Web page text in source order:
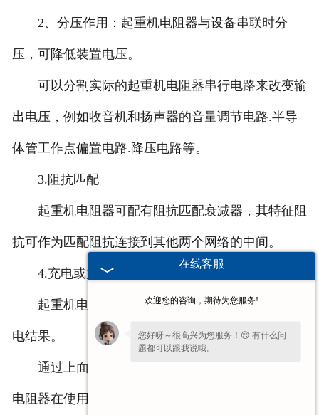
2、分压作用：起重机电阻器与设备串联时分
压，可降低装置电压。
可以分割实际的起重机电阻器串行电路来改变输
出电压，例如收音机和扬声器的音量调节电路.半导
体管工作点偏置电路.降压电路等。
3.阻抗匹配
起重机电阻器可配有阻抗匹配衰减器，其特征阻
抗可作为匹配阻抗连接到其他两个网络的中间。
4.充电或放电
起重机电阻器也由充放电电路组成，以完成充放
电结果。
通过上面的讲解，我们是不是知道了这个起重机
电阻器在使用的时候，在电路里面起到的什么作用。
在线客服
欢迎您的咨询，期待为您服务!
您好呀～很高兴为您服务！😊 有什么问
题都可以跟我说哦。